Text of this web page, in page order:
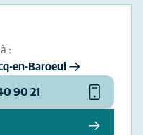
:
en-Baroeul
90 21